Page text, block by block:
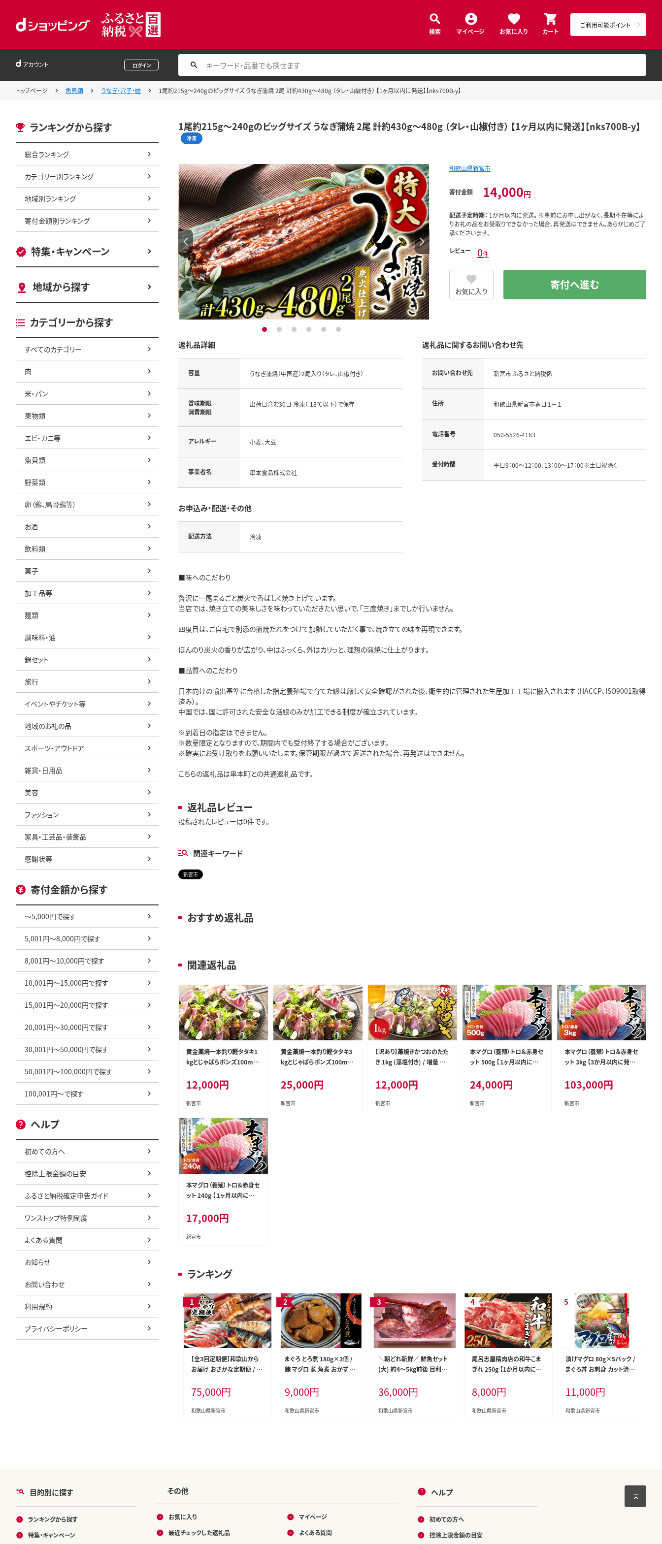
検索 マイページ お気に入り カート
ご利用可能ポイント
アカウント ログイン
トップページ 魚貝類 うなぎ・穴子・鱧 1尾約215g～240gのビッグサイズ うなぎ蒲焼 2尾 計約430g～480g （タレ・山椒付き） 【1ヶ月以内に発送】【nks700B-y】
ランキングから探す
総合ランキング
カテゴリー別ランキング
地域別ランキング
寄付金額別ランキング
特集・キャンペーン
地域から探す
カテゴリーから探す
すべてのカテゴリー
肉
米・パン
果物類
エビ・カニ等
魚貝類
野菜類
卵（鶏、烏骨鶏等）
お酒
飲料類
菓子
加工品等
麺類
調味料・油
鍋セット
旅行
イベントやチケット等
地域のお礼の品
スポーツ・アウトドア
雑貨・日用品
美容
ファッション
家具・工芸品・装飾品
感謝状等
寄付金額から探す
～5,000円で探す
5,001円～8,000円で探す
8,001円～10,000円で探す
10,001円～15,000円で探す
15,001円～20,000円で探す
20,001円～30,000円で探す
30,001円～50,000円で探す
50,001円～100,000円で探す
100,001円～で探す
ヘルプ
初めての方へ
控除上限金額の目安
ふるさと納税確定申告ガイド
ワンストップ特例制度
よくある質問
お知らせ
お問い合わせ
利用規約
プライバシーポリシー
1尾約215g～240gのビッグサイズ うなぎ蒲焼 2尾 計約430g～480g （タレ・山椒付き） 【1ヶ月以内に発送】【nks700B-y】
冷凍
1 2 3 4 5 6
和歌山県新宮市
寄付金額 14,000円
配送予定時期： 1か月以内に発送。 ※事前にお申し出がなく、長期不在等によ
りお礼の品をお受取りできなかった場合、再発送はできません。あらかじめご了
承くださいませ。
レビュー 0件
お気に入り 寄付へ進む
返礼品詳細
容量 うなぎ蒲焼（中国産）2尾入り（タレ、山椒付き）
賞味期限
消費期限
出荷日含む30日 冷凍（-18℃以下）で保存
アレルギー 小麦、大豆
事業者名 串本食品株式会社
お申込み・配送・その他
配送方法 冷凍
返礼品に関するお問い合わせ先
お問い合わせ先 新宮市 ふるさと納税係
住所 和歌山県新宮市春日１－１
電話番号 050-5526-4163
受付時間 平日9：00～12：00、13：00～17：00※土日祝除く
■味へのこだわり
贅沢に一尾まるごと炭火で香ばしく焼き上げています。
当店では、焼き立ての美味しさを味わっていただきたい思いで、「三度焼き」までしか行いません。
四度目は、ご自宅で別添の蒲焼たれをつけて加熱していただく事で、焼き立ての味を再現できます。
ほんのり炭火の香りが広がり、中はふっくら、外はカリっと、理想の蒲焼に仕上がります。
■品質へのこだわり
日本向けの輸出基準に合格した指定養殖場で育てた鰻は厳しく安全確認がされた後、衛生的に管理された生産加工工場に搬入されます（HACCP、ISO9001取得
済み）。
中国では、国に許可された安全な活鰻のみが加工できる制度が確立されています。
※到着日の指定はできません。
※数量限定となりますので、期間内でも受付終了する場合がございます。
※確実にお受け取りをお願いいたします。保管期限が過ぎて返送された場合、再発送はできません。
こちらの返礼品は串本町との共通返礼品です。
返礼品レビュー
投稿されたレビューは0件です。
関連キーワード
新宮市
おすすめ返礼品
関連返礼品
黄金藁焼一本釣り鰹タタキ1
kgとじゃばらポンズ100ml
ツオ わら焼き 【1か月以内に
発送】【nks100B】
12,000円
新宮市
黄金藁焼一本釣り鰹タタキ3
kgとじゃばらポンズ100ml
【nks101B】
25,000円
新宮市
【訳あり】藁焼きかつおのたた
き 1kg (藻塩付き) / 増量 訳
のたたき 鰹のたたき 丼 刺身
【nks103C】
12,000円
新宮市
本マグロ（養殖）トロ＆赤身セ
ット 500g 【１ヶ月以内に順
トロ 中とろ まぐろ マグロ 鮪
刺身 赤身 柵 じゃばらまぐろ
本マグロ 本鮪【nks110D】
24,000円
新宮市
本マグロ（養殖）トロ＆赤身セ
ット 3kg 【3か月以内に発送】
ろ まぐろ マグロ 鮪 刺身 赤
身 柵 じゃばらまぐろ 本マグ
ロ 本鮪【nks112B】
103,000円
新宮市
本マグロ（養殖）トロ＆赤身セ
ット 240g 【１ヶ月以内に順
トロ 中とろ まぐろ マグロ 鮪
刺身 赤身 柵 じゃばらまぐろ
本マグロ 本鮪【nks113B】
17,000円
新宮市
ランキング
【全3回定期便】和歌山から
お届け おさかな定期便 / サ
冷凍 おかず 魚 お魚 定期便
【tkb131】
75,000円
和歌山県新宮市
まぐろ とろ煮 180g×3個 /
鮪 マグロ 煮 角煮 おかず お
南紀勝浦【ttk007】
9,000円
和歌山県新宮市
＼朝どれ新鮮／ 鮮魚セット
(大) 約4～5kg前後 目利き
その日の内に発送！【nss40
36,000円
和歌山県新宮市
尾呂志屋精肉店の和牛こま
ぎれ 250g 【1か月以内に順
間切れ 牛肉 牛 精肉 【ors00
1】
8,000円
和歌山県新宮市
漬けマグロ 80g×5パック /
まぐろ丼 お刺身 カット済み
グロ キハダマグロ 簡単調理
おかず ご飯のお供 南紀勝浦
産【ttk009】
11,000円
和歌山県新宮市
目的別に探す
ランキングから探す
特集・キャンペーン
その他
お気に入り
最近チェックした返礼品
マイページ
よくある質問
ヘルプ
初めての方へ
控除上限金額の目安